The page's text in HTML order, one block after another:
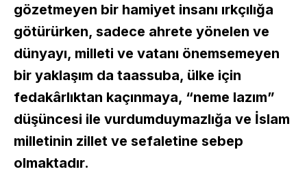
gözetmeyen bir hamiyet insanı ırkçılığa
götürürken, sadece ahrete yönelen ve
dünyayı, milleti ve vatanı önemsemeyen
bir yaklaşım da taassuba, ülke için
fedakârlıktan kaçınmaya, “neme lazım”
düşüncesi ile vurdumduymazlığa ve İslam
milletinin zillet ve sefaletine sebep
olmaktadır.